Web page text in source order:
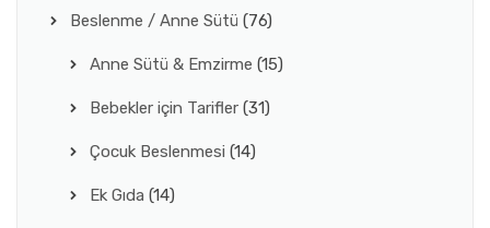
Beslenme / Anne Sütü (76)
Anne Sütü & Emzirme (15)
Bebekler için Tarifler (31)
Çocuk Beslenmesi (14)
Ek Gıda (14)